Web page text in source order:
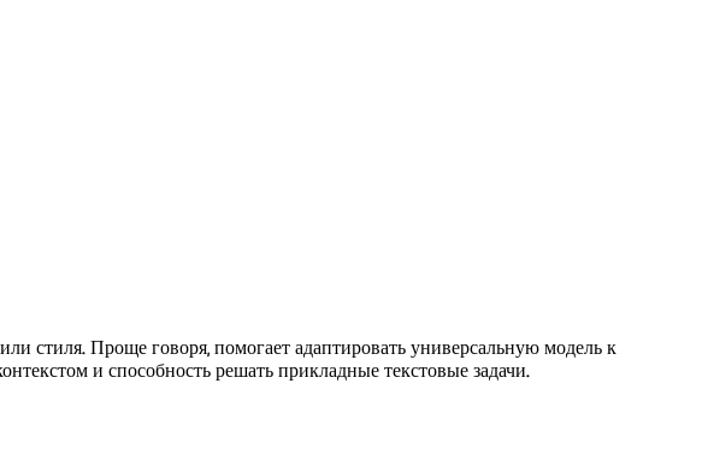
стиля. Проще говоря, помогает адаптировать универсальную модель к
и способность решать прикладные текстовые задачи.